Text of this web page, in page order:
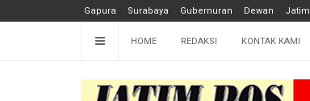
Gapura Surabaya Gubernuran Dewan Jatim
HOME REDAKSI KONTAK KAMI